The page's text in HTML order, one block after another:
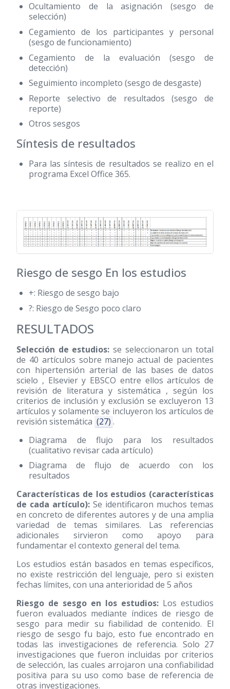
Ocultamiento de la asignación (sesgo de
selección)
Cegamiento de los participantes y personal
(sesgo de funcionamiento)
Cegamiento de la evaluación (sesgo de
detección)
Seguimiento incompleto (sesgo de desgaste)
Reporte selectivo de resultados (sesgo de
reporte)
Otros sesgos
Síntesis de resultados
Para las síntesis de resultados se realizo en el
programa Excel Office 365.
Riesgo de sesgo En los estudios
+: Riesgo de sesgo bajo
?: Riesgo de Sesgo poco claro
RESULTADOS
Selección de estudios: se seleccionaron un total
de 40 artículos sobre manejo actual de pacientes
con hipertensión arterial de las bases de datos
scielo , Elsevier y EBSCO entre ellos artículos de
revisión de literatura y sistemática , según los
criterios de inclusión y exclusión se excluyeron 13
artículos y solamente se incluyeron los artículos de
revisión sistemática (27) .
Diagrama de flujo para los resultados
(cualitativo revisar cada artículo)
Diagrama de flujo de acuerdo con los
resultados
Características de los estudios (características
de cada artículo): Se identificaron muchos temas
en concreto de diferentes autores y de una amplia
variedad de temas similares. Las referencias
adicionales sirvieron como apoyo para
fundamentar el contexto general del tema.
Los estudios están basados en temas específicos,
no existe restricción del lenguaje, pero si existen
fechas límites, con una anterioridad de 5 años
Riesgo de sesgo en los estudios: Los estudios
fueron evaluados mediante índices de riesgo de
sesgo para medir su fiabilidad de contenido. El
riesgo de sesgo fu bajo, esto fue encontrado en
todas las investigaciones de referencia. Solo 27
investigaciones que fueron incluidas por criterios
de selección, las cuales arrojaron una confiabilidad
positiva para su uso como base de referencia de
otras investigaciones.